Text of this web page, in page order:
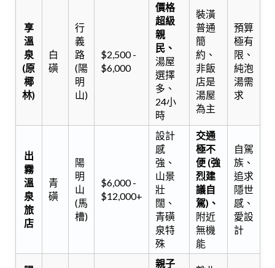
享
溫
泉
(原
椰
林)
白
磺
行
義
路
(陽
明
山)
$2,500 -
$6,000
價格
超級
親
民、
湯屋
選擇
多、
24小
時
裝潢
普通
簡
約、
非飯
店是
湯屋
為主
預算
極有
限、
純泡
湯需
求
出
霧
溫
泉
旅
店
青
磺
陽
明
山
(馬
槽)
$6,000 -
$12,000+
設計
感
強、
山景
壯
闊、
青磺
泉特
殊
交通
極不
便 (強
烈建
議自
駕)、
附近
無機
能
自駕
族、
追求
隱世
感、
愛設
計
親子